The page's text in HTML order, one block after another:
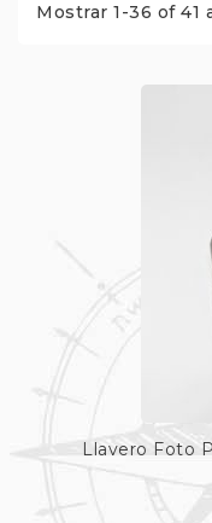
Mostrar 1-36 of 41
Llavero Foto